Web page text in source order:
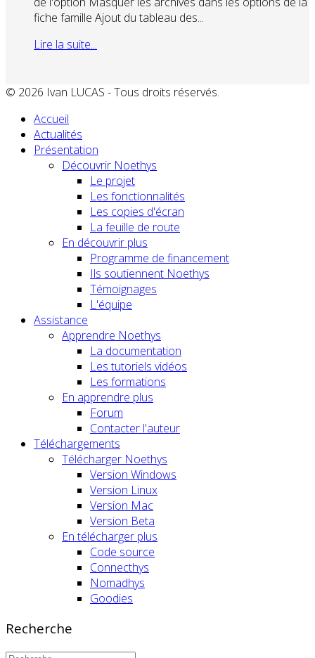
fiche famille Ajout du tableau des...
Lire la suite...
© 2026 Ivan LUCAS - Tous droits réservés.
Accueil
Actualités
Présentation
Découvrir Noethys
Le projet
Les fonctionnalités
Les copies d'écran
La feuille de route
En découvrir plus
Programme de financement
Ils soutiennent Noethys
Témoignages
L'équipe
Assistance
Apprendre Noethys
La documentation
Les tutoriels vidéos
Les formations
En apprendre plus
Forum
Contacter l'auteur
Téléchargements
Télécharger Noethys
Version Windows
Version Linux
Version Mac
Version Beta
En télécharger plus
Code source
Connecthys
Nomadhys
Goodies
Recherche